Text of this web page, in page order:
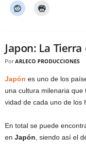
Japon: La
Por ARLECO PRODUCCIONES
Japón es uno de los
una cultura milenaria
vidad de cada uno de los
En total se puede
en Japón , siendo así el